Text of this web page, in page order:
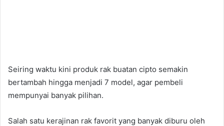
Seiring waktu kini produk rak buatan cipto semakin
bertambah hingga menjadi 7 model, agar pembeli
mempunyai banyak pilihan.
Salah satu kerajinan rak favorit yang banyak diburu oleh